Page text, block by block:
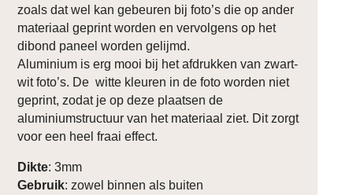
zoals dat wel kan gebeuren bij foto’s die op ander
materiaal geprint worden en vervolgens op het
dibond paneel worden gelijmd.
Aluminium is erg mooi bij het afdrukken van zwart-
wit foto’s. De witte kleuren in de foto worden niet
geprint, zodat je op deze plaatsen de
aluminiumstructuur van het materiaal ziet. Dit zorgt
voor een heel fraai effect.
Dikte: 3mm
Gebruik: zowel binnen als buiten